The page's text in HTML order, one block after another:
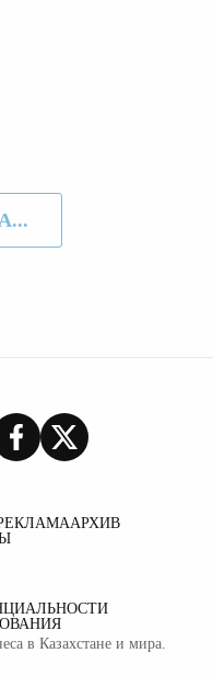
АРХИВ
в Казахстане и мира.